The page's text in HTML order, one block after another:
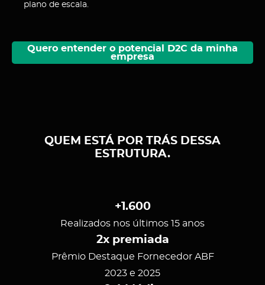
plano de escala.
Quero entender o potencial D2C da minha
empresa
QUEM ESTÁ POR TRÁS DESSA
ESTRUTURA.
+1.600
Realizados nos últimos 15 anos
2x premiada
Prêmio Destaque Fornecedor ABF
2023 e 2025